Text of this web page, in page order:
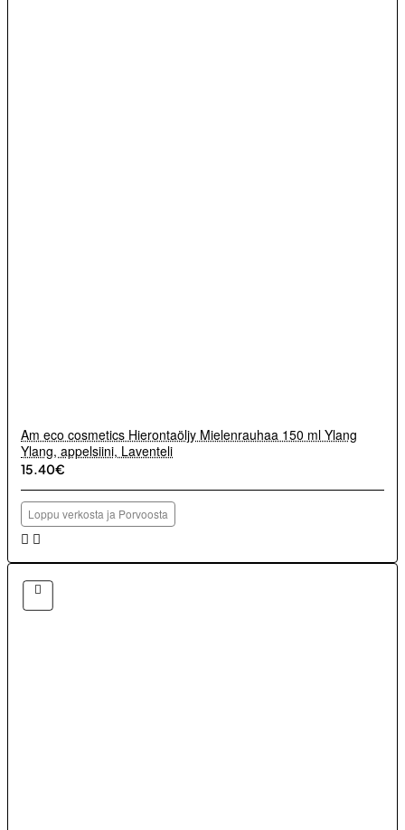
Am eco cosmetics Hierontaöljy Mielenrauhaa 150 ml Ylang
Ylang, appelsiini, Laventeli
15.40€
Loppu verkosta ja Porvoosta